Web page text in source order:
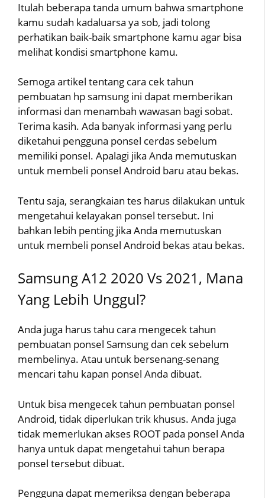
Itulah beberapa tanda umum bahwa smartphone
kamu sudah kadaluarsa ya sob, jadi tolong
perhatikan baik-baik smartphone kamu agar bisa
melihat kondisi smartphone kamu.
Semoga artikel tentang cara cek tahun
pembuatan hp samsung ini dapat memberikan
informasi dan menambah wawasan bagi sobat.
Terima kasih. Ada banyak informasi yang perlu
diketahui pengguna ponsel cerdas sebelum
memiliki ponsel. Apalagi jika Anda memutuskan
untuk membeli ponsel Android baru atau bekas.
Tentu saja, serangkaian tes harus dilakukan untuk
mengetahui kelayakan ponsel tersebut. Ini
bahkan lebih penting jika Anda memutuskan
untuk membeli ponsel Android bekas atau bekas.
Samsung A12 2020 Vs 2021, Mana
Yang Lebih Unggul?
Anda juga harus tahu cara mengecek tahun
pembuatan ponsel Samsung dan cek sebelum
membelinya. Atau untuk bersenang-senang
mencari tahu kapan ponsel Anda dibuat.
Untuk bisa mengecek tahun pembuatan ponsel
Android, tidak diperlukan trik khusus. Anda juga
tidak memerlukan akses ROOT pada ponsel Anda
hanya untuk dapat mengetahui tahun berapa
ponsel tersebut dibuat.
Pengguna dapat memeriksa dengan beberapa